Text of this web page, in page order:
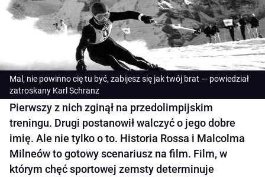
Mal, nie powinno cię tu być, zabijesz się jak twój brat — powiedział
zatroskany Karl Schranz
Pierwszy z nich zginął na przedolimpijskim
treningu. Drugi postanowił walczyć o jego dobre
imię. Ale nie tylko o to. Historia Rossa i Malcolma
Milneów to gotowy scenariusz na film. Film, w
którym chęć sportowej zemsty determinuje